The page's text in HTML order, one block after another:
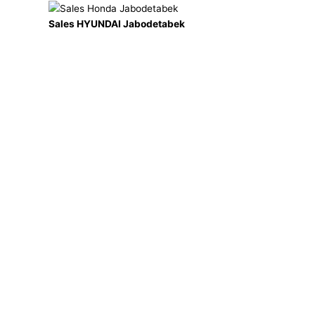
Sales HYUNDAI Jabodetabek